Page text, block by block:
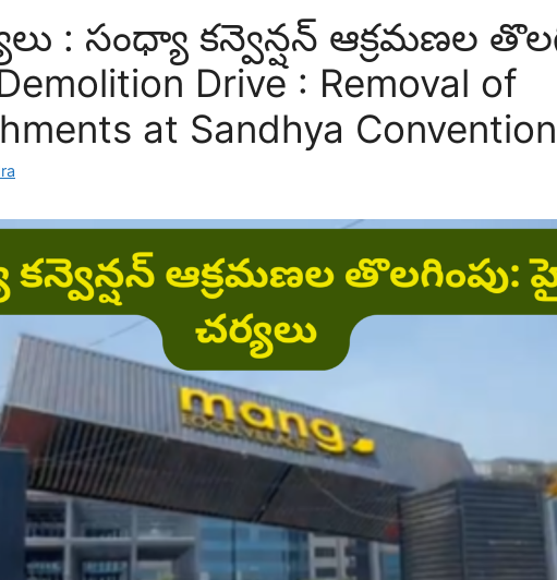
: సంధ్యా కన్వెన్షన్ ఆక్రమణల
Drive : Removal of
at Sandhya Convention